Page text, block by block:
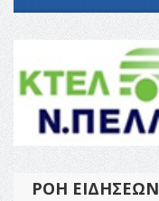
ΡΟΉ ΕΙΔΉΣΕΩΝ